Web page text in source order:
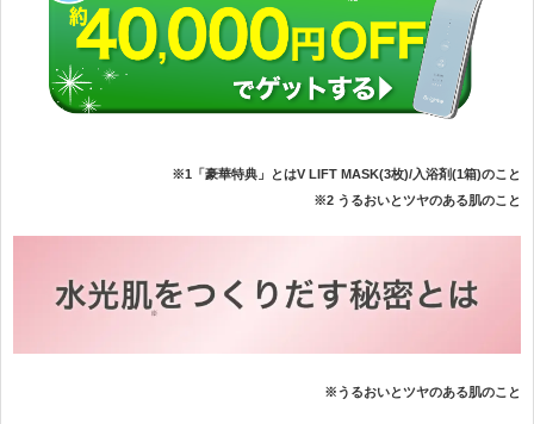
※1「豪華特典」とはV LIFT MASK(3枚)/入浴剤(1箱)のこと
※2 うるおいとツヤのある肌のこと
※うるおいとツヤのある肌のこと